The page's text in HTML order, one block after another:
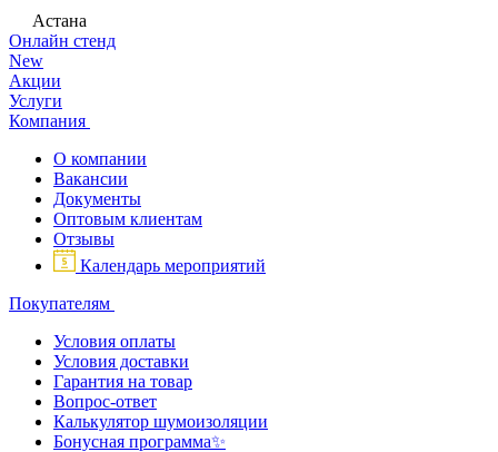
Астана
Онлайн стенд
New
Акции
Услуги
Компания
О компании
Вакансии
Документы
Оптовым клиентам
Отзывы
Календарь мероприятий
Покупателям
Условия оплаты
Условия доставки
Гарантия на товар
Вопрос-ответ
Калькулятор шумоизоляции
Бонусная программа✨